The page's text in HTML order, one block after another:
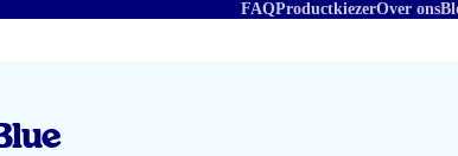
FAQProductkiezerOver ons